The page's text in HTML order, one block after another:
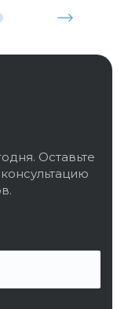
Оставьте